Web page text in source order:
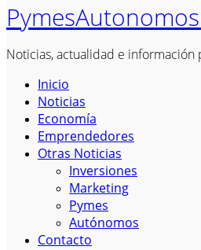
Noticias, actualidad e información
Inicio
Noticias
Economía
Emprendedores
Otras Noticias
Inversiones
Marketing
Pymes
Autónomos
Contacto